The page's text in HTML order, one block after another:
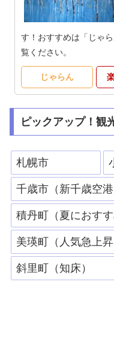
す！おすすめは「じゃ
覧ください。
じゃらん
ピックアップ！観
札幌市
千歳市（新千歳空港
積丹町（夏におすす
美瑛町（人気急上昇
斜里町（知床）